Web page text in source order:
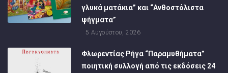
γλυκά ματάκια” και “Ανθοστόλιστα
ψήγματα”
5 Αυγούστου, 2026
Φλωρεντίας Ρήγα “Παραμυθήματα”
ποιητική συλλογή από τις εκδόσεις 24